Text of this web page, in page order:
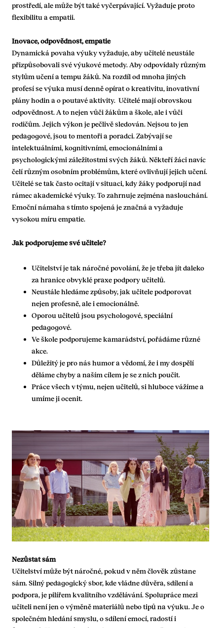
prostředí, ale může být také vyčerpávající. Vyžaduje proto
flexibilitu a empatii.
Inovace, odpovědnost, empatie
Dynamická povaha výuky vyžaduje, aby učitelé neustále
přizpůsobovali své výukové metody. Aby odpovídaly různým
stylům učení a tempu žáků. Na rozdíl od mnoha jiných
profesí se výuka musí denně opírat o kreativitu, inovativní
plány hodin a o poutavé aktivity. Učitelé mají obrovskou
odpovědnost. A to nejen vůči žákům a škole, ale i vůči
rodičům. Jejich výkon je pečlivě sledován. Nejsou to jen
pedagogové, jsou to mentoři a poradci. Zabývají se
intelektuálními, kognitivními, emocionálními a
psychologickými záležitostmi svých žáků. Někteří žáci navíc
čelí různým osobním problémům, které ovlivňují jejich učení.
Učitelé se tak často ocitají v situaci, kdy žáky podporují nad
rámec akademické výuky. To zahrnuje zejména naslouchání.
Emoční námaha s tímto spojená je značná a vyžaduje
vysokou míru empatie.
Jak podporujeme své učitele?
Učitelství je tak náročné povolání, že je třeba jít daleko
za hranice obvyklé praxe podpory učitelů.
Neustále hledáme způsoby, jak učitele podporovat
nejen profesně, ale i emocionálně.
Oporou učitelů jsou psychologové, speciální
pedagogové.
Ve škole podporujeme kamarádství, pořádáme různé
akce.
Důležitý je pro nás humor a vědomí, že i my dospělí
děláme chyby a naším cílem je se z nich poučit.
Práce všech v týmu, nejen učitelů, si hluboce vážíme a
umíme ji ocenit.
Nezůstat sám
Učitelství může být náročné, pokud v něm člověk zůstane
sám. Silný pedagogický sbor, kde vládne důvěra, sdílení a
podpora, je pilířem kvalitního vzdělávání. Spolupráce mezi
učiteli není jen o výměně materiálů nebo tipů na výuku. Je o
společném hledání smyslu, o sdílení emocí, radostí i